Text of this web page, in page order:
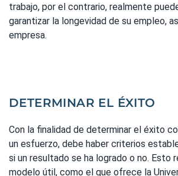
trabajo, por el contrario, realmente
garantizar la longevidad de su empleo,
empresa.
DETERMINAR EL ÉXITO
Con la finalidad de determinar el éxito
un esfuerzo, debe haber criterios
si un resultado se ha logrado o no. Esto
modelo útil, como el que ofrece la